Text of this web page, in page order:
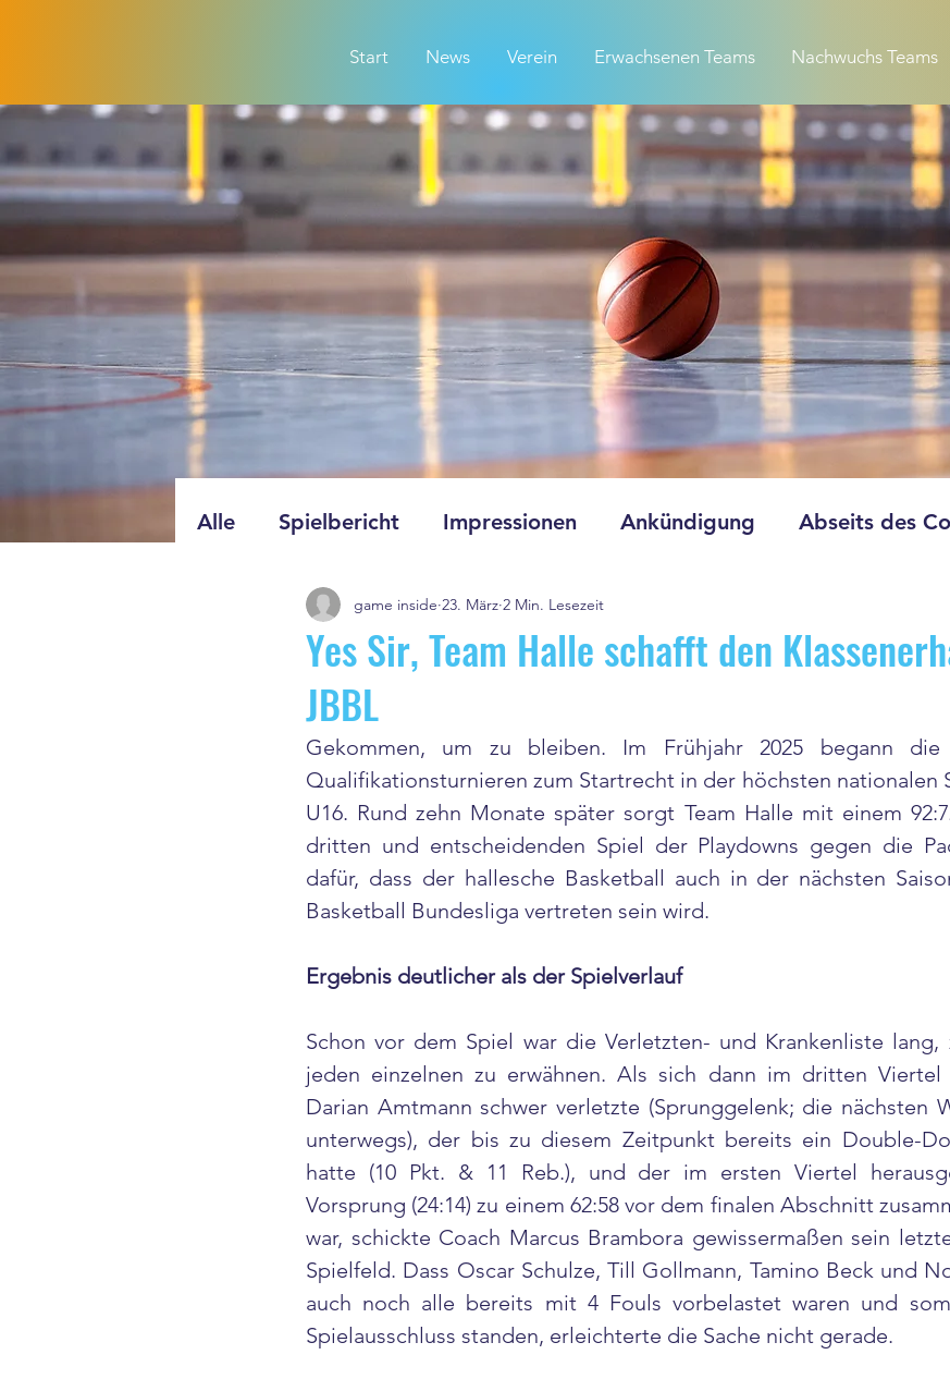
Start News Verein Erwachsenen Teams Nachwuchs Teams
Alle Spielbericht Impressionen Ankündigung Abseits des
Yes Sir, Team Halle schafft den
JBBL
game inside 23. März 2 Min. Lesezeit
Gekommen, um zu bleiben. Im Frühjahr 2025 begann
Qualifikationsturnieren zum Startrecht in der höchsten nationalen
U16. Rund zehn Monate später sorgt Team Halle mit einem
dritten und entscheidenden Spiel der Playdowns gegen die
dafür, dass der hallesche Basketball auch in der nächsten
Basketball Bundesliga vertreten sein wird.
Ergebnis deutlicher als der Spielverlauf
Schon vor dem Spiel war die Verletzten- und Krankenliste
jeden einzelnen zu erwähnen. Als sich dann im dritten Viertel
Darian Amtmann schwer verletzte (Sprunggelenk; die nächsten
unterwegs), der bis zu diesem Zeitpunkt bereits ein Double-
hatte (10 Pkt. & 11 Reb.), und der im ersten Viertel
Vorsprung (24:14) zu einem 62:58 vor dem finalen Abschnitt
war, schickte Coach Marcus Brambora gewissermaßen sein
Spielfeld. Dass Oscar Schulze, Till Gollmann, Tamino Beck und
auch noch alle bereits mit 4 Fouls vorbelastet waren und
Spielausschluss standen, erleichterte die Sache nicht gerade.